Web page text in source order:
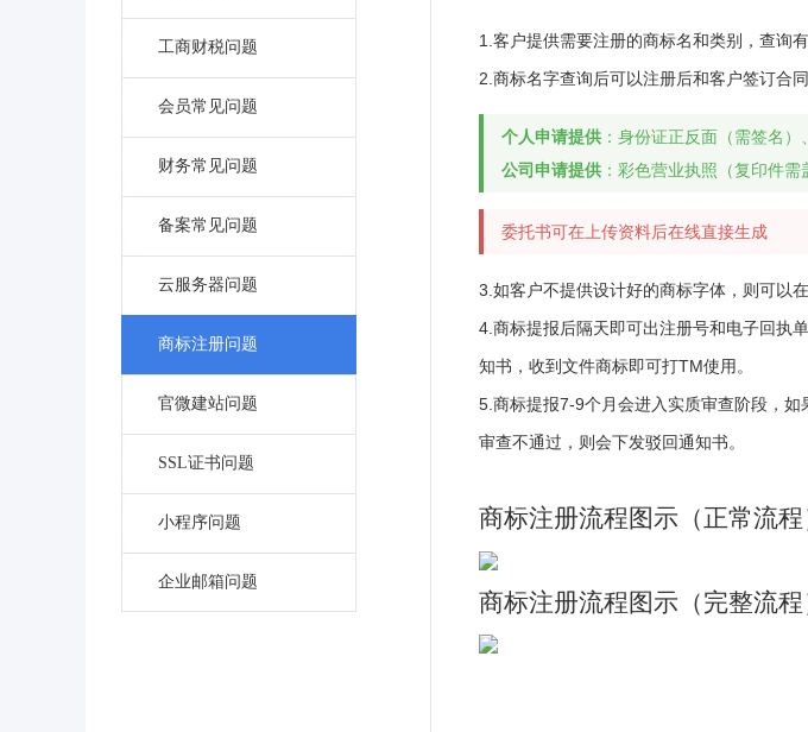
工商财税问题
会员常见问题
财务常见问题
备案常见问题
云服务器问题
商标注册问题
官微建站问题
SSL证书问题
小程序问题
企业邮箱问题
1.客户提供需要注册的商标名和类别，查询
2.商标名字查询后可以注册后和客户签订合
个人申请提供 ：身份证正反面（需签名
公司申请提供 ：彩色营业执照（复印件需
委托书可在上传资料后在线直接生成
3.如客户不提供设计好的商标字体，则可以
4.商标提报后隔天即可出注册号和电子回执
知书，收到文件商标即可打TM使用。
5.商标提报7-9个月会进入实质审查阶段，
审查不通过，则会下发驳回通知书。
商标注册流程图示（正常流程
商标注册流程图示（完整流程